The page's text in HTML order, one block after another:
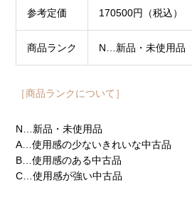
参考定価 170500円（税込）
商品ランク N…新品・未使用品
［商品ランクについて］
N…新品・未使用品
A…使用感の少ないきれいな中古品
B…使用感のある中古品
C…使用感が強い中古品